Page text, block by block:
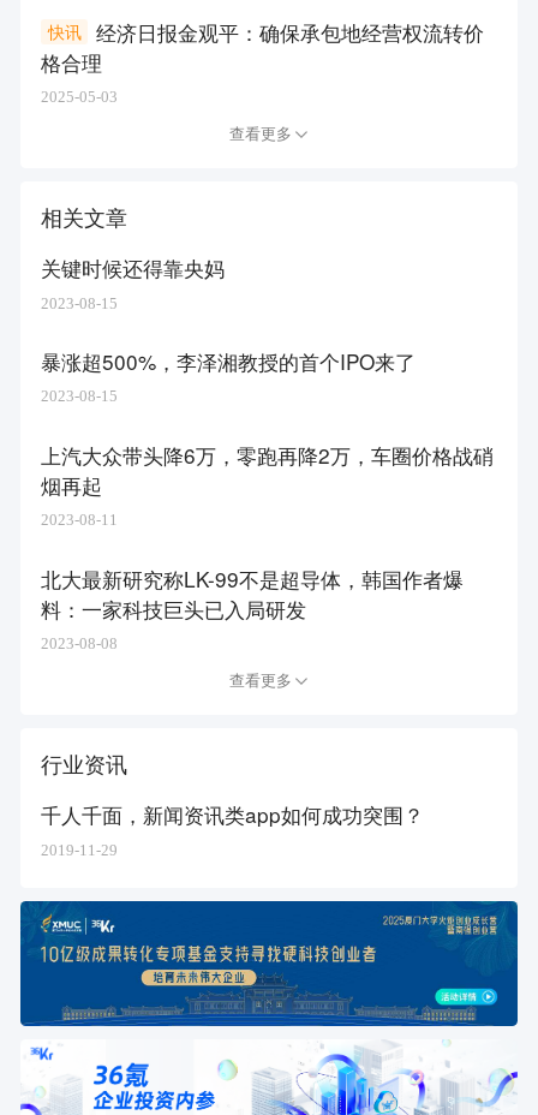
经济日报金观平：确保承包地经营权流转价
格合理
快讯
2025-05-03
查看更多
相关文章
关键时候还得靠央妈
2023-08-15
暴涨超500%，李泽湘教授的首个IPO来了
2023-08-15
上汽大众带头降6万，零跑再降2万，车圈价格战硝
烟再起
2023-08-11
北大最新研究称LK-99不是超导体，韩国作者爆
料：一家科技巨头已入局研发
2023-08-08
查看更多
行业资讯
千人千面，新闻资讯类app如何成功突围？
2019-11-29